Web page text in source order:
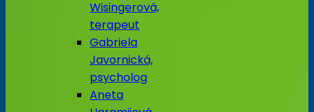
Wisingerová,
terapeut
Gabriela
Javornická,
psycholog
Aneta